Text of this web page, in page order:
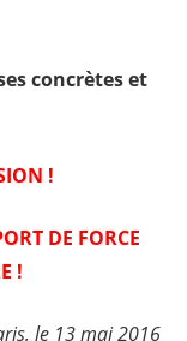
concrètes et
!
DE FORCE
!
le 13 mai 2016